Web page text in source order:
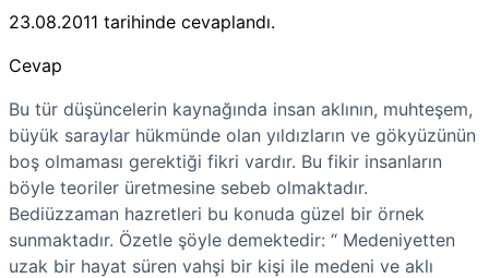
23.08.2011 tarihinde cevaplandı.
Cevap
Bu tür düşüncelerin kaynağında insan aklının, muhteşem,
büyük saraylar hükmünde olan yıldızların ve gökyüzünün
boş olmaması gerektiği fikri vardır. Bu fikir insanların
böyle teoriler üretmesine sebeb olmaktadır.
Bediüzzaman hazretleri bu konuda güzel bir örnek
sunmaktadır. Özetle şöyle demektedir: “ Medeniyetten
uzak bir hayat süren vahşi bir kişi ile medeni ve aklı